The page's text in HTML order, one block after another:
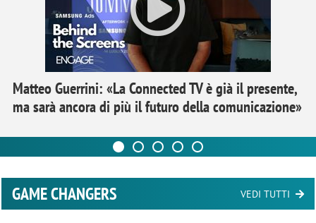
Matteo Guerrini: «La Connected TV è già il presente,
ma sarà ancora di più il futuro della comunicazione»
GAME CHANGERS VEDI TUTTI